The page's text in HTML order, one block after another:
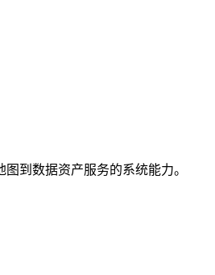
到数据资产服务的系统能力。